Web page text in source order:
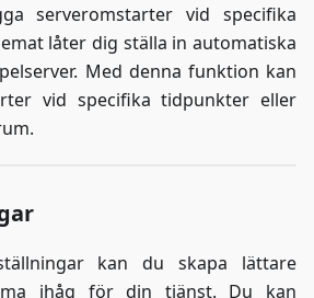
serveromstarter vid specifika
låter dig ställa in automatiska
Med denna funktion kan
vid specifika tidpunkter eller
kan du skapa lättare
ihåg för din tjänst. Du kan